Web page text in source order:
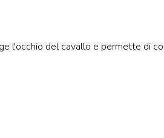
l'occhio del cavallo e permette di